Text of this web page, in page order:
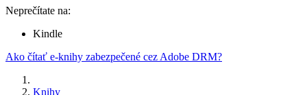
Neprečítate na:
Kindle
Ako čítať e-knihy zabezpečené cez Adobe DRM?
Knihy